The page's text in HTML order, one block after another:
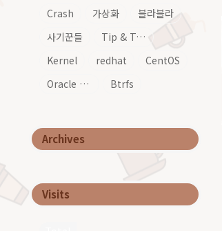
Crash
가상화
블라블라
사기꾼들
Tip & Tech
Kernel
redhat
CentOS
Oracle Linux
Btrfs
Archives
Visits